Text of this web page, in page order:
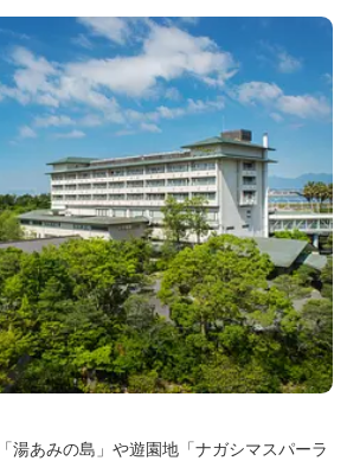
湯あみの島」や遊園地「ナガシマスパーラ